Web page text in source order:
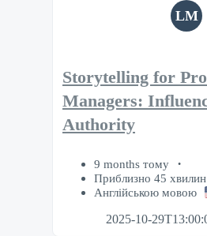
LM
Storytelling for
Managers:
Authority
9 months тому
Приблизно 45 хвилин
Англійською мовою
2025-10-